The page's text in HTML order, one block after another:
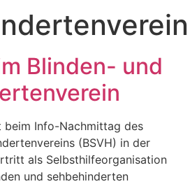
Blinden- und
beim Info-Nachmittag des
(BSVH) in der
als Selbsthilfeorganisation
und sehbehinderten